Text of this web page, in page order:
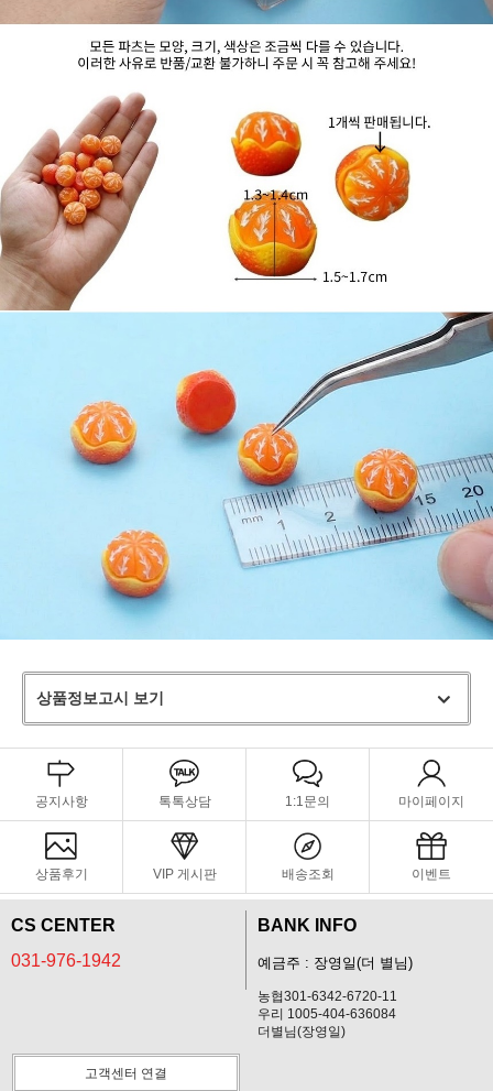
상품정보고시 보기
공지사항 톡톡상담 1:1문의 마이페이지
상품후기 VIP 게시판 배송조회 이벤트
CS CENTER
031-976-1942
BANK INFO
예금주 : 장영일(더 별님)
농협301-6342-6720-11
우리 1005-404-636084
더별님(장영일)
고객센터 연결